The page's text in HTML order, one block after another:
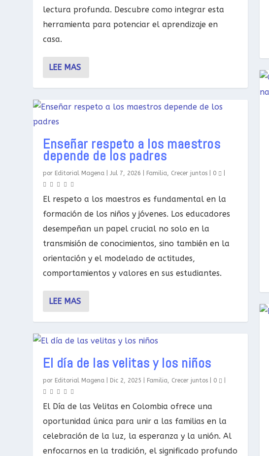
lectura profunda. Descubre como integrar esta
herramienta para potenciar el aprendizaje en
casa.
LEE MAS
Enseñar respeto a los maestros
depende de los padres
por Editorial Magena |Jul 7, 2026 Familia, Crecer juntos 0
El respeto a los maestros es fundamental en la
formación de los niños y jóvenes. Los educadores
desempeñan un papel crucial no solo en la
transmisión de conocimientos, sino también en la
orientación y el modelado de actitudes,
comportamientos y valores en sus estudiantes.
LEE MAS
El día de las velitas y los niños
por Editorial Magena Dic 2, 2025 Familia, Crecer juntos 0
El Día de las Velitas en Colombia ofrece una
oportunidad única para unir a las familias en la
celebración de la luz, la esperanza y la unión. Al
enfocarnos en la tradición, el significado profundo